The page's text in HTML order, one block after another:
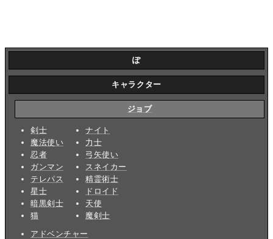
ぽ
キャラクター
ジョブ
剣士
魔法使い
忍者
ガンマン
テレパス
星士
暗黒剣士
猫
ナイト
力士
弓矢使い
スネイカー
精霊術士
ドロイド
天使
魔剣士
アドベンチャー